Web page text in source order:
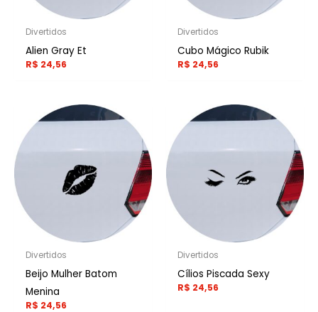
Divertidos
Alien Gray Et
R$ 24,56
Divertidos
Cubo Mágico Rubik
R$ 24,56
Divertidos
Beijo Mulher Batom
Menina
R$ 24,56
Divertidos
Cílios Piscada Sexy
R$ 24,56